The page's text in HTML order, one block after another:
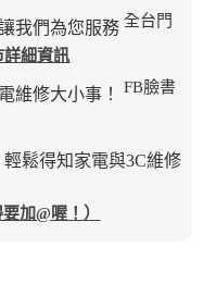
全台門
詳細資訊
FB臉書
加@喔！）